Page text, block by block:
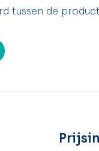
tussen de